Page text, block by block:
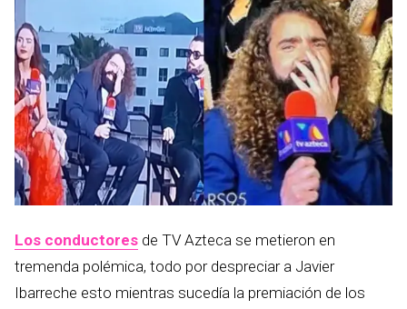
Los conductores de TV Azteca se metieron en
tremenda polémica, todo por despreciar a Javier
Ibarreche esto mientras sucedía la premiación de los